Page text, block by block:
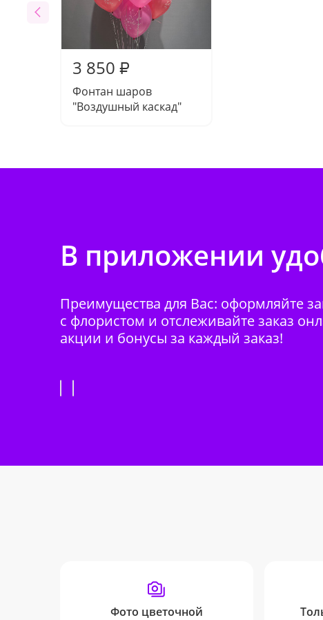
3 850 ₽
Фонтан шаров
"Воздушный каскад"
В приложении
Преимущества для Вас: оформляйте
с флористом и отслеживайте заказ
акции и бонусы за каждый заказ!
Фото цветочной